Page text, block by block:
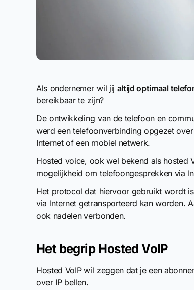
Als ondernemer wil jij altijd optimaal
bereikbaar te zijn?
De ontwikkeling van de telefoon en
werd een telefoonverbinding opgezet
Internet of een mobiel netwerk.
Hosted voice, ook wel bekend als hosted
mogelijkheid om telefoongesprekken via
Het protocol dat hiervoor gebruikt wordt
via Internet getransporteerd kan worden.
ook nadelen verbonden.
Het begrip Hosted VoIP
Hosted VoIP wil zeggen dat je een
over IP bellen.